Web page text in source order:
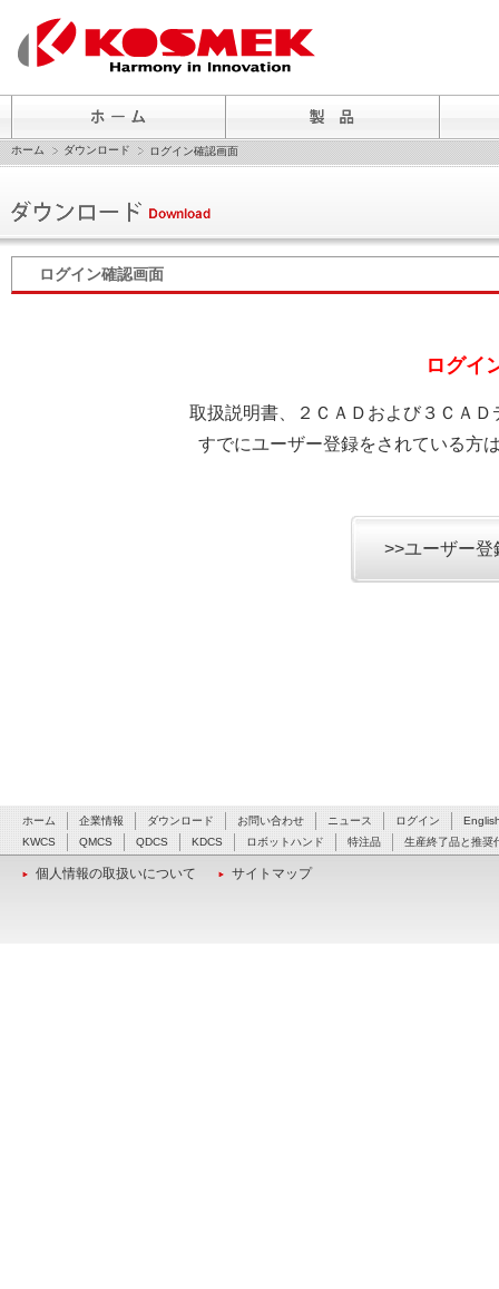
ホーム ダウンロード ログイン確認画面
ログイン確認画面
ログイ
取扱説明書、２ＣＡＤおよび３ＣＡ
すでにユーザー登録をされている方
>>ユーザー
ホーム 企業情報 ダウンロード お問い合わせ ニュース ログイン
KWCS
QMCS QDCS KDCS ロボットハンド 特注品 生産終了品と推奨
個人情報の取扱いについて サイトマップ